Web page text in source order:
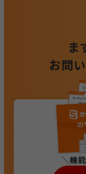
ま
お問
機